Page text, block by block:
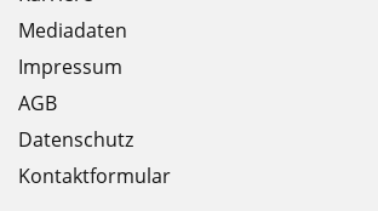
Mediadaten
Impressum
AGB
Datenschutz
Kontaktformular